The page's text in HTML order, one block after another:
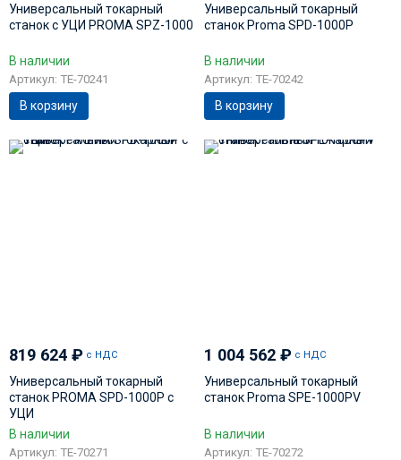
Универсальный токарный
станок с УЦИ PROMA SPZ-1000
В наличии
Артикул: TE-70241
В корзину
Универсальный токарный
станок Proma SPD-1000P
В наличии
Артикул: TE-70242
В корзину
819 624 ₽ с НДС
Универсальный токарный
станок PROMA SPD-1000P с
УЦИ
В наличии
Артикул: TE-70271
1 004 562₽ с НДС
Универсальный токарный
станок Proma SPE-1000PV
В наличии
Артикул: TE-70272